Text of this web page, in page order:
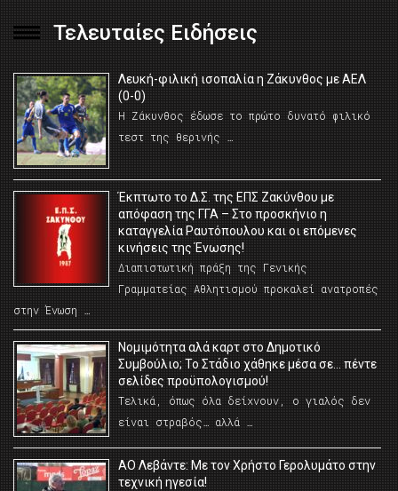
Τελευταίες Ειδήσεις
Λευκή-φιλική ισοπαλία η Ζάκυνθος με ΑΕΛ
(0-0)
Η Ζάκυνθος έδωσε το πρώτο δυνατό φιλικό
τεστ της θερινής …
Έκπτωτο το Δ.Σ. της ΕΠΣ Ζακύνθου με
απόφαση της ΓΓΑ – Στο προσκήνιο η
καταγγελία Ραυτόπουλου και οι επόμενες
κινήσεις της Ένωσης!
Διαπιστωτική πράξη της Γενικής
Γραμματείας Αθλητισμού προκαλεί ανατροπές
στην Ένωση …
Νομιμότητα αλά καρτ στο Δημοτικό
Συμβούλιο; Το Στάδιο χάθηκε μέσα σε… πέντε
σελίδες προϋπολογισμού!
Τελικά, όπως όλα δείχνουν, ο γιαλός δεν
είναι στραβός… αλλά …
ΑΟ Λεβάντε: Με τον Χρήστο Γερολυμάτο στην
τεχνική ηγεσία!